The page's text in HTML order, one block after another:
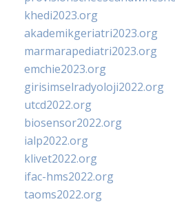
khedi2023.org
akademikgeriatri2023.org
marmarapediatri2023.org
emchie2023.org
girisimselradyoloji2022.org
utcd2022.org
biosensor2022.org
ialp2022.org
klivet2022.org
ifac-hms2022.org
taoms2022.org